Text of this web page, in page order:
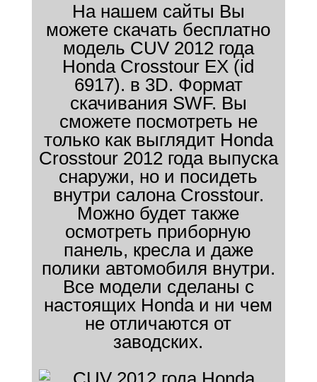
На нашем сайты Вы
можете скачать бесплатно
модель CUV 2012 года
Honda Crosstour EX (id
6917). в 3D. Формат
скачивания SWF. Вы
сможете посмотреть не
только как выглядит Honda
Crosstour 2012 года выпуска
снаружи, но и посидеть
внутри салона Crosstour.
Можно будет также
осмотреть приборную
панель, кресла и даже
полики автомобиля внутри.
Все модели сделаны с
настоящих Honda и ни чем
не отличаются от
заводских.